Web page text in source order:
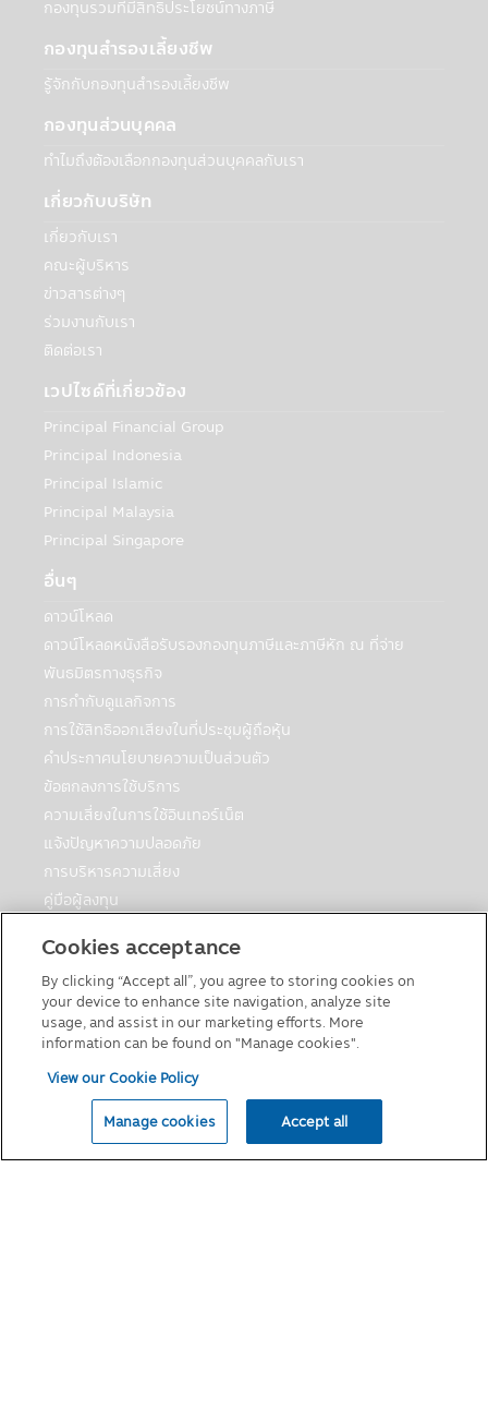
สถาบันการเงินอื่นๆ ที่เป็นพันธมิตรเพื่อร่วมกัน
Synchrony ที่เกี่ยวข้องกับบัญชีธนาคารของ
ท่านในกรณีที่ต้องการโอนเงินจากบัญชีของท่าน
อาจใช้ข้อมูลนี้เฉพาะเพื่อทำการตลาดและนำ
เสนอผลิตภัณฑ์ที่เกี่ยวข้องกับบริษัทเท่านั้น
• การจัดทำข้อมูลสถิติที่รวบรวมไว้กับบุคคล
ภายนอก รวมถึงธุรกิจอื่นๆ และประชาชนทั่วไป
เว็บไซต์และใช้บริการของบริษัทฯ ข้อมูลนี้จะไม่
ระบุตัวตนของท่านหรือให้ข้อมูลเกี่ยวกับการใช้
เว็บไซต์หรือบริการของท่าน ทั้งนี้บริษัทฯจะไม่
เปิดเผยข้อมูลส่วนบุคคลของท่านกับบุคคล
ภายนอกเพื่อวัตถุประสงค์ด้านการตลาดโดย
เพื่อวัตถุประสงค์ทางธุรกิจของบริษัทฯหรือตาม
ที่กฎหมายกำหนดหรืออนุญาต:
บริษัทฯอาจเปิดเผยข้อมูลเกี่ยวกับท่านให้กับ
บุคคลอื่นเพื่อวัตถุประสงค์ทางธุรกิจของบริษัท
จัดการหรือตามที่กฎหมายกำหนดหรืออนุญาต
• กรณีจำเป็นต้องดำเนินการดังกล่าวเพื่อ
ปฏิบัติตามกฎหมาย กระบวนการทางกฎหมาย
หรือกฎข้อบังคับ เพื่อสนับสนุนการตรวจสอบ
การปฏิบัติตาม และหน้าที่การกำกับดูแลกิจการ
• หน่วยงานบังคับใช้กฎหมาย หน่วยงานที่
มีหน้าที่กำกับดูแล เจ้าหน้าที่ของรัฐ หรือบุคคล
ภายนอกอื่นๆ ที่มีความเกี่ยวข้องกับหมายเรียก
คำสั่งศาล หรือกระบวนการหรือข้อกำหนดทาง
กฎหมายอื่นๆ ภายใต้กฎหมายหรือกฎข้อบังคับ
หรือกฎหมายและกฎข้อบังคับของเขตอำนาจ
ศาลอื่นที่ใช้บังคับกับบริษัทจัดการหรือบริษัทใน
กลุ่มของบริษัทจัดการ ในกรณีที่บริษัทฯต้องทำ
เช่นนั้นเพื่อให้สอดคล้องกับกฎหมายดังกล่าว
หรือในกรณีที่บริษัทฯเชื่อโดยดุลยพินิจว่าการ
เปิดเผยข้อมูลส่วนบุคคลมีความจำเป็นหรือ
เหมาะสมเพื่อป้องกันอันตรายทางกายภาพหรือ
การสูญเสียทางการเงิน หรือเพื่อรายงานถึง
กิจกรรมที่ต้องสงสัยว่าผิดกฎหมาย
• เพื่อปกป้องผลประโยชน์ที่สำคัญของบุคคล
• เพื่อปกป้องทรัพย์สิน บริการ และสิทธิ์ตาม
• ในส่วนที่เชื่อมโยงกับบริการจัดส่งและบริการ
ต่างๆ ที่เกี่ยวข้องสำหรับการซื้อที่ทำโดยใช้การ
บริการ
• เพื่อช่วยประเมินและจัดการความเสี่ยง
กองทุนรวมที่มีสิทธิประโยชน์ทางภาษี
กองทุนสำรองเลี้ยงชีพ
รู้จักกับกองทุนสำรองเลี้ยงชีพ
กองทุนส่วนบุคคล
ทำไมถึงต้องเลือกกองทุนส่วนบุคคลกับเรา
เกี่ยวกับบริษัท
เกี่ยวกับเรา
คณะผู้บริหาร
ข่าวสารต่างๆ
ร่วมงานกับเรา
ติดต่อเรา
เวปไซด์ที่เกี่ยวข้อง
Principal Financial Group
Principal Indonesia
Principal Islamic
Principal Malaysia
Principal Singapore
อื่นๆ
ดาวน์โหลด
ดาวน์โหลดหนังสือรับรองกองทุนภาษีและภาษีหัก ณ ที่จ่าย
พันธมิตรทางธุรกิจ
การกำกับดูแลกิจการ
การใช้สิทธิออกเสียงในที่ประชุมผู้ถือหุ้น
คำประกาศนโยบายความเป็นส่วนตัว
ข้อตกลงการใช้บริการ
ความเสี่ยงในการใช้อินเทอร์เน็ต
แจ้งปัญหาความปลอดภัย
การบริหารความเสี่ยง
คู่มือผู้ลงทุน
คู่มือการลงทุนในกองทุนที่มีสิทธิประโยชน์ทางภาษี
แบบฟอร์มต่างๆ
นโยบายเกี่ยวกับคุกกี้
© 2026 Principal Asset Management Co.,Ltd
Cookies acceptance
By clicking “Accept all”, you agree to storing cookies on
your device to enhance site navigation, analyze site
usage, and assist in our marketing efforts. More
information can be found on "Manage cookies".
View our Cookie Policy
Manage cookies Accept all